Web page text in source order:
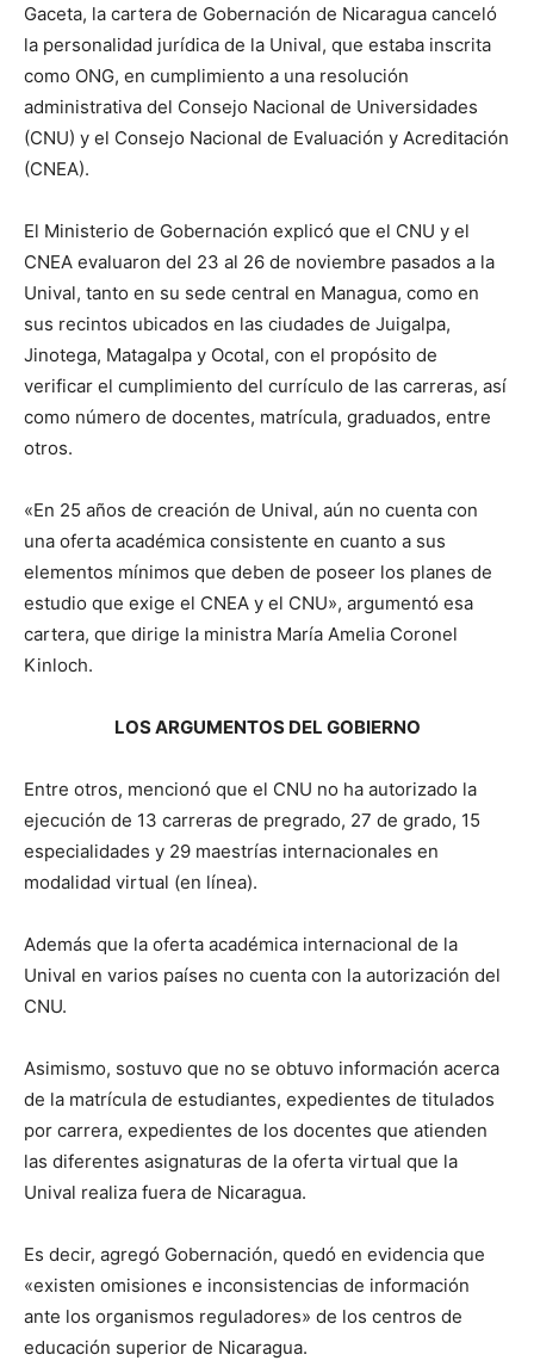
Gaceta, la cartera de Gobernación de Nicaragua canceló
la personalidad jurídica de la Unival, que estaba inscrita
como ONG, en cumplimiento a una resolución
administrativa del Consejo Nacional de Universidades
(CNU) y el Consejo Nacional de Evaluación y Acreditación
(CNEA).
El Ministerio de Gobernación explicó que el CNU y el
CNEA evaluaron del 23 al 26 de noviembre pasados a la
Unival, tanto en su sede central en Managua, como en
sus recintos ubicados en las ciudades de Juigalpa,
Jinotega, Matagalpa y Ocotal, con el propósito de
verificar el cumplimiento del currículo de las carreras, así
como número de docentes, matrícula, graduados, entre
otros.
«En 25 años de creación de Unival, aún no cuenta con
una oferta académica consistente en cuanto a sus
elementos mínimos que deben de poseer los planes de
estudio que exige el CNEA y el CNU», argumentó esa
cartera, que dirige la ministra María Amelia Coronel
Kinloch.
LOS ARGUMENTOS DEL GOBIERNO
Entre otros, mencionó que el CNU no ha autorizado la
ejecución de 13 carreras de pregrado, 27 de grado, 15
especialidades y 29 maestrías internacionales en
modalidad virtual (en línea).
Además que la oferta académica internacional de la
Unival en varios países no cuenta con la autorización del
CNU.
Asimismo, sostuvo que no se obtuvo información acerca
de la matrícula de estudiantes, expedientes de titulados
por carrera, expedientes de los docentes que atienden
las diferentes asignaturas de la oferta virtual que la
Unival realiza fuera de Nicaragua.
Es decir, agregó Gobernación, quedó en evidencia que
«existen omisiones e inconsistencias de información
ante los organismos reguladores» de los centros de
educación superior de Nicaragua.